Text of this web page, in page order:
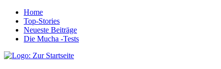
Home
Top-Stories
Neueste Beiträge
Die Mucha -Tests